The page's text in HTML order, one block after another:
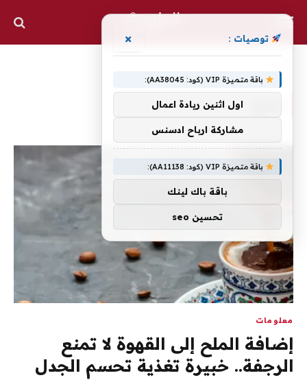
معلومات
إضافة الملح إلى القهوة لا تمنع
الرجفة.. خبيرة تغذية تحسم الجدل
توصيات : ×
باقة متميزة VIP (كود: AA38045):
اول اثنين ريادة اعمال
مشاركة ارباح ادسنس
باقة متميزة VIP (كود: AA11138):
باقة باك لينك
تحسين seo